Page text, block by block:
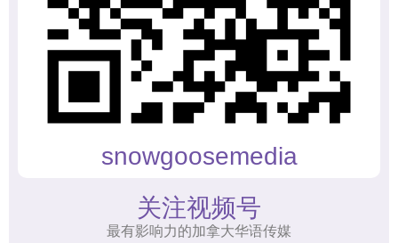
snowgoosemedia
关注视频号
最有影响力的加拿大华语传媒